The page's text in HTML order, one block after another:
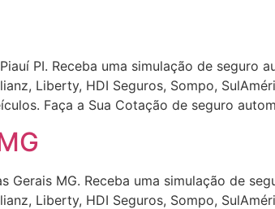
PI. Receba uma simulação de seguro
Liberty, HDI Seguros, Sompo,
Faça a Sua Cotação de seguro
MG. Receba uma simulação de
Liberty, HDI Seguros, Sompo,